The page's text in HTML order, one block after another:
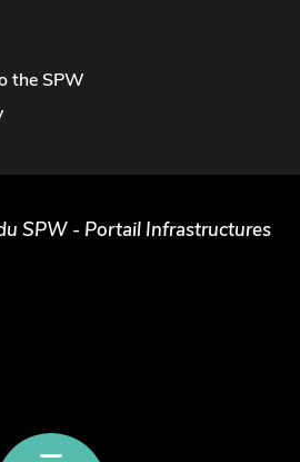
the SPW
SPW - Portail Infrastructures